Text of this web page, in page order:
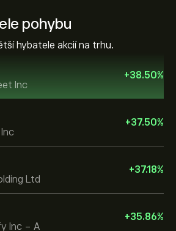
pohybu
hybatele akcií na trhu.
Inc
+38.50%
+37.50%
Ltd
+37.18%
Inc - A
+35.86%